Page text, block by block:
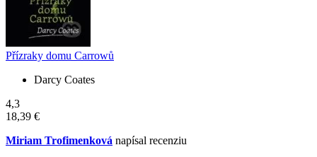
Přízraky domu Carrowů
Darcy Coates
4,3
18,39 €
Miriam Trofimenková napísal recenziu